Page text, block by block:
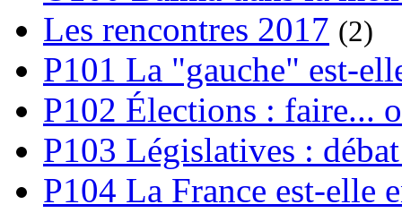
Les rencontres 2017 (2)
P101 La "gauche" est-
P102 Élections : faire...
P103 Législatives :
P104 La France est-elle